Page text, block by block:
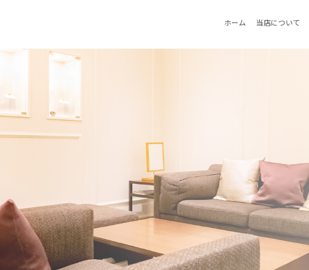
ホーム 当店について